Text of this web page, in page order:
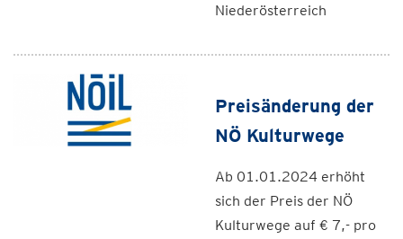
Niederösterreich
Preisänderung der
NÖ Kulturwege
Ab 01.01.2024 erhöht
sich der Preis der NÖ
Kulturwege auf € 7,- pro